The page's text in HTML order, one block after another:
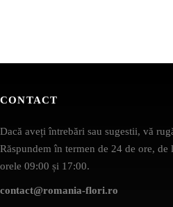
CONTACT
Dacă aveți întrebări sau sugestii, vă
Răspundem în termen de 24 de ore,
orele 09:00 și 17:00.
contact@romania-flori.ro